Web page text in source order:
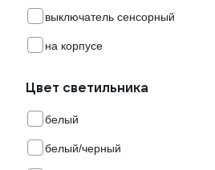
выключатель сенсорный
на корпусе
Цвет светильника
белый
белый/черный